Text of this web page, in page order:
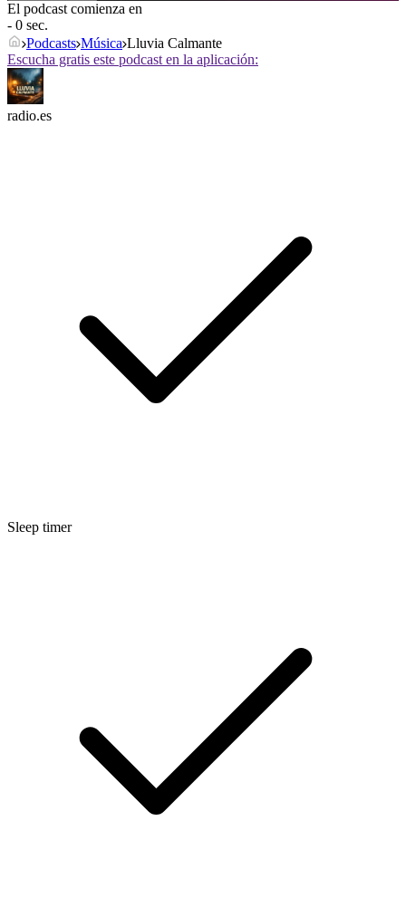
El podcast comienza en
- 0 sec.
Podcasts Música Lluvia Calmante
Escucha gratis este podcast en la aplicación:
radio.es
Sleep timer